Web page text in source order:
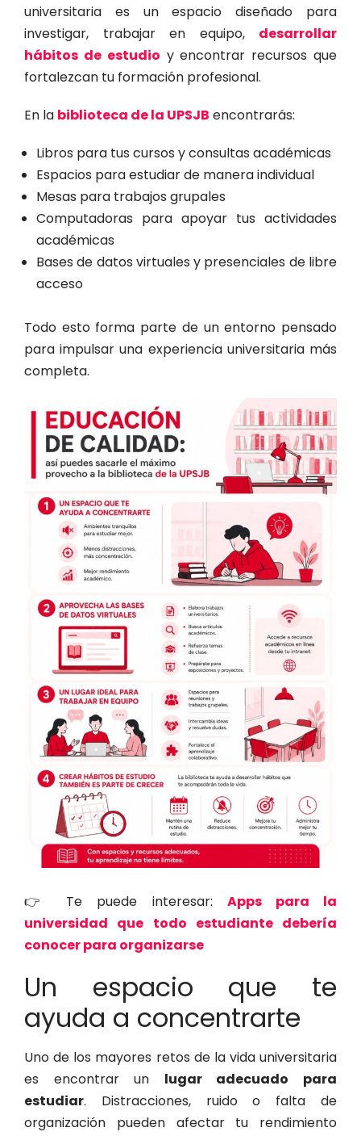
universitaria es un espacio diseñado para
investigar, trabajar en equipo, desarrollar
hábitos de estudio y encontrar recursos que
fortalezcan tu formación profesional.
En la biblioteca de la UPSJB encontrarás:
Libros para tus cursos y consultas académicas
Espacios para estudiar de manera individual
Mesas para trabajos grupales
Computadoras para apoyar tus actividades
académicas
Bases de datos virtuales y presenciales de libre
acceso
Todo esto forma parte de un entorno pensado
para impulsar una experiencia universitaria más
completa.
👉 Te puede interesar: Apps para la
universidad que todo estudiante debería
conocer para organizarse
Un espacio que te
ayuda a concentrarte
Uno de los mayores retos de la vida universitaria
es encontrar un lugar adecuado para
estudiar. Distracciones, ruido o falta de
organización pueden afectar tu rendimiento